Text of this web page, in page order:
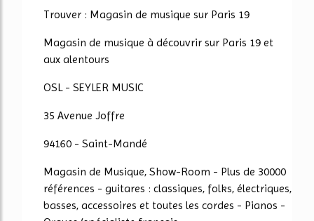
Trouver : Magasin de musique sur Paris 19
Magasin de musique à découvrir sur Paris 19 et
aux alentours
OSL - SEYLER MUSIC
35 Avenue Joffre
94160 - Saint-Mandé
Magasin de Musique, Show-Room - Plus de 30000
références - guitares : classiques, folks, électriques,
basses, accessoires et toutes les cordes - Pianos -